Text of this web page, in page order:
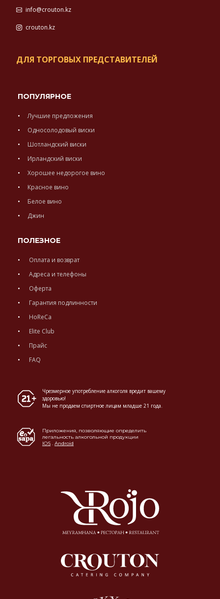
info@crouton.kz
crouton.kz
ДЛЯ ТОРГОВЫХ ПРЕДСТАВИТЕЛЕЙ
ПОПУЛЯРНОЕ
Лучшие предложения
Односолодовый виски
Шотландский виски
Ирландский виски
Хорошее недорогое вино
Красное вино
Белое вино
Джин
ПОЛЕЗНОЕ
Оплата и возврат
Адреса и телефоны
Оферта
Гарантия подлинности
HoReCa
Elite Club
Прайс
FAQ
Чрезмерное употребление алкоголя вредит вашему
здоровью!
Мы не продаем спиртное лицам младше 21 года.
Приложения, позволяющие определить
легальность алкогольной продукции
IOS . Android